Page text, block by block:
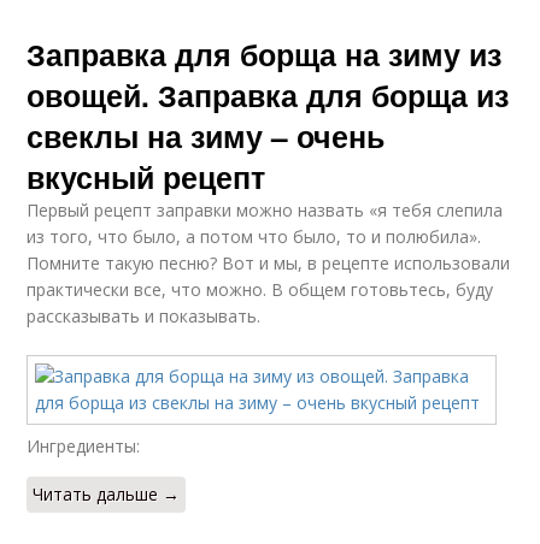
Заправка для борща на зиму из
овощей. Заправка для борща из
свеклы на зиму – очень
вкусный рецепт
Первый рецепт заправки можно назвать «я тебя слепила
из того, что было, а потом что было, то и полюбила».
Помните такую песню? Вот и мы, в рецепте использовали
практически все, что можно. В общем готовьтесь, буду
рассказывать и показывать.
Ингредиенты:
Читать дальше →